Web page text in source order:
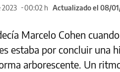
2023 00:02 h Actualizado el 08/
Marcelo Cohen
estaba por concluir una
arborescente. Un